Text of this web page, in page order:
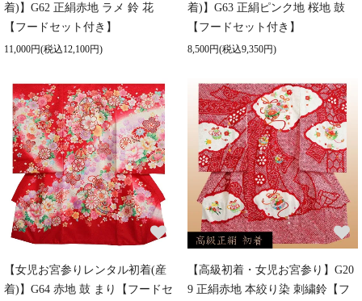
着)】G62 正絹赤地 ラメ 鈴 花
【フードセット付き】
11,000円(税込12,100円)
着)】G63 正絹ピンク地 桜地 鼓
【フードセット付き】
8,500円(税込9,350円)
【女児お宮参りレンタル初着(産
着)】G64 赤地 鼓 まり【フードセ
【高級初着・女児お宮参り】G20
9 正絹赤地 本絞り染 刺繍鈴【フ